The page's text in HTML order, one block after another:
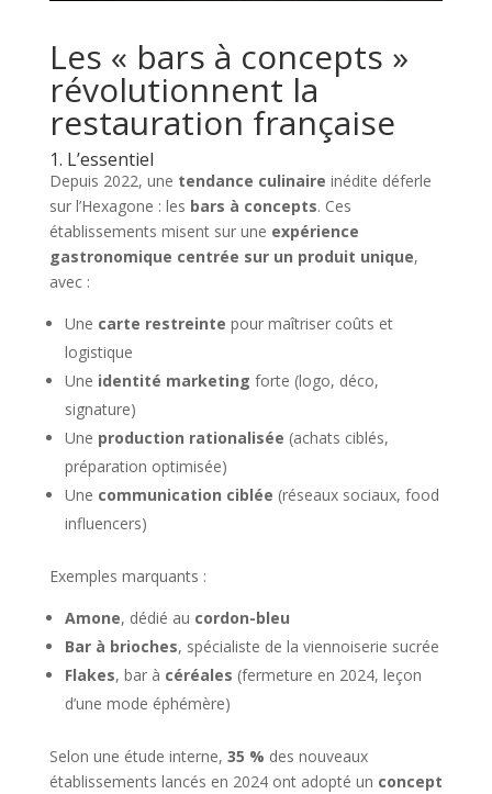
Les « bars à concepts »
révolutionnent la
restauration française
1. L’essentiel
Depuis 2022, une tendance culinaire inédite déferle
sur l’Hexagone : les bars à concepts. Ces
établissements misent sur une expérience
gastronomique centrée sur un produit unique,
avec :
Une carte restreinte pour maîtriser coûts et
logistique
Une identité marketing forte (logo, déco,
signature)
Une production rationalisée (achats ciblés,
préparation optimisée)
Une communication ciblée (réseaux sociaux, food
influencers)
Exemples marquants :
Amone, dédié au cordon-bleu
Bar à brioches, spécialiste de la viennoiserie sucrée
Flakes, bar à céréales (fermeture en 2024, leçon
d’une mode éphémère)
Selon une étude interne, 35 % des nouveaux
établissements lancés en 2024 ont adopté un concept